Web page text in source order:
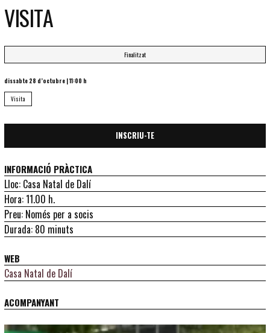
VISITA
Finalitzat
dissabte 28 d’octubre |11:00 h
Visita
INSCRIU-TE
INFORMACIÓ PRÀCTICA
Lloc: Casa Natal de Dalí
Hora: 11.00 h.
Preu: Només per a socis
Durada: 80 minuts
WEB
Casa Natal de Dalí
ACOMPANYANT